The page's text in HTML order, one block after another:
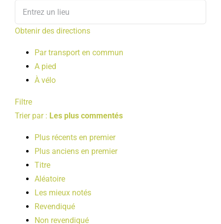
Obtenir des directions
Par transport en commun
A pied
À vélo
Filtre
Trier par : Les plus commentés
Plus récents en premier
Plus anciens en premier
Titre
Aléatoire
Les mieux notés
Revendiqué
Non revendiqué